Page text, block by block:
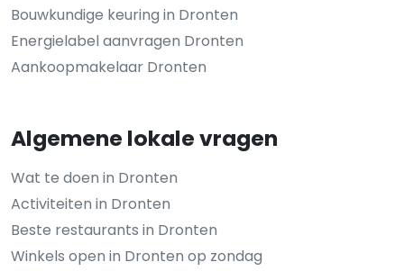
Bouwkundige keuring in Dronten
Energielabel aanvragen Dronten
Aankoopmakelaar Dronten
Algemene lokale vragen
Wat te doen in Dronten
Activiteiten in Dronten
Beste restaurants in Dronten
Winkels open in Dronten op zondag